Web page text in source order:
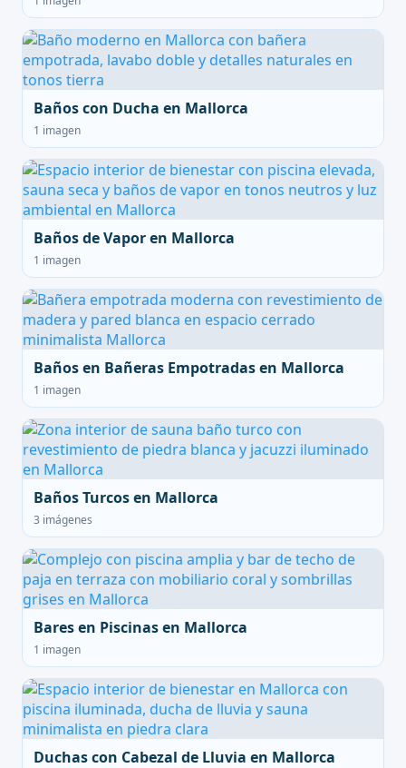
Baños con Ducha en Mallorca
1 imagen
Baños de Vapor en Mallorca
1 imagen
Baños en Bañeras Empotradas en Mallorca
1 imagen
Baños Turcos en Mallorca
3 imágenes
Bares en Piscinas en Mallorca
1 imagen
Duchas con Cabezal de Lluvia en Mallorca